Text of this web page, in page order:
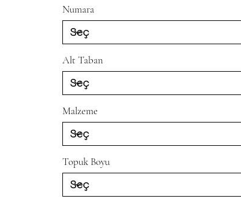
Numara
Alt Taban
Malzeme
Topuk Boyu